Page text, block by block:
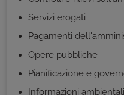
Servizi erogati
Pagamenti
Opere pubbliche
Pianificazione e
Informazioni ambientali